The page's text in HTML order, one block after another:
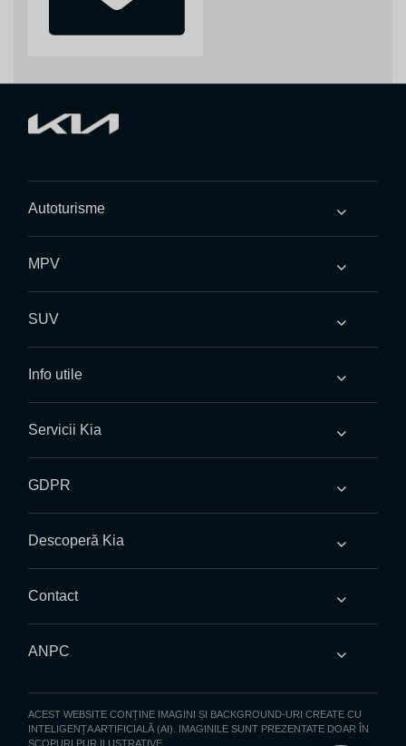
Autoturisme
MPV
SUV
Info utile
Servicii Kia
GDPR
Descoperă Kia
Contact
ANPC
ACEST WEBSITE CONȚINE IMAGINI ȘI BACKGROUND-URI CREATE CU
INTELIGENȚA ARTIFICIALĂ (AI). IMAGINILE SUNT PREZENTATE DOAR ÎN
SCOPURI PUR ILUSTRATIVE